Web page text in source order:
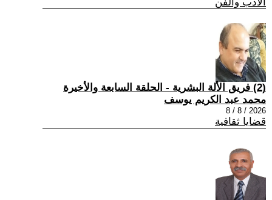
(2) فريق الألة البشرية - الحلقة السابعة والأخيرة
محمد عبد الكريم يوسف
2026 / 8 / 8
قضايا ثقافية